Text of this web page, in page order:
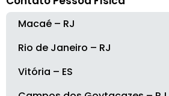
Macaé – RJ
Rio de Janeiro – RJ
Vitória – ES